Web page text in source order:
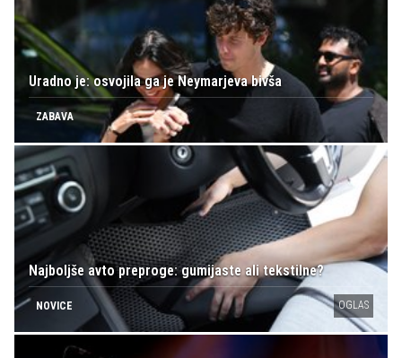
Uradno je: osvojila ga je Neymarjeva bivša
ZABAVA
Najboljše avto preproge: gumijaste ali tekstilne?
NOVICE OGLAS